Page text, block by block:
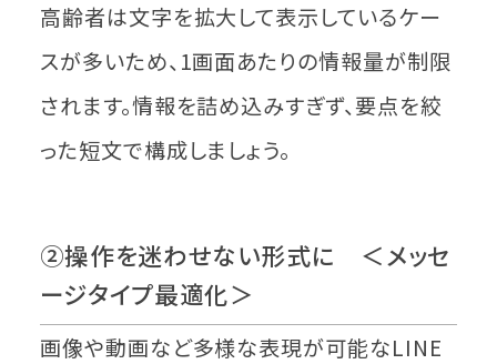
高齢者は文字を拡大して表示しているケー
スが多いため、1画面あたりの情報量が制限
されます。情報を詰め込みすぎず、要点を絞
った短文で構成しましょう。
②操作を迷わせない形式に ＜メッセ
ージタイプ最適化＞
画像や動画など多様な表現が可能なLINE